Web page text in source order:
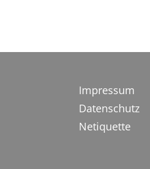
Impressum
Datenschutz
Netiquette